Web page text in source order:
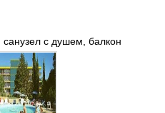
с душем, балкон